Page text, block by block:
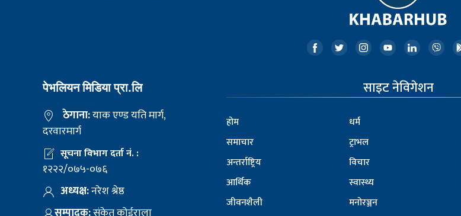
पेभलियन मिडिया प्रा.लि
ठेगाना:याक एण्ड यति मार्ग,
दरवारमार्ग
सूचना विभाग दर्ता नं. :
१२२२/०७५-०७६
अध्यक्ष:नरेश श्रेष्ठ
साइट नेविगेशन
होम
समाचार
अन्तर्राष्ट्रिय
आर्थिक
जीवनशैली
धर्म
ट्राभल
विचार
स्वास्थ्य
मनोरञ्जन